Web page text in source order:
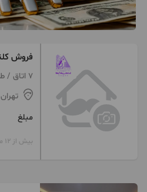
لوکیشن
7 اتاق / طبقه 3 / ساخت 1385
تهران
مبلغ
بیش از 12 ماه پیش